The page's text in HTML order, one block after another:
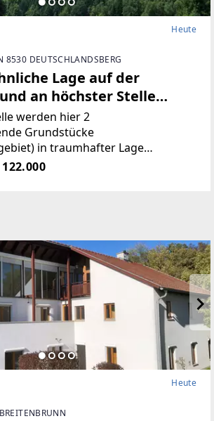
Heute
8530 DEUTSCHLANDSBERG
Lage auf der
an höchster Stelle
werden hier 2
Grundstücke
in traumhafter Lage
Grundstücke haben
(€59/ m²), sind süd-westlich
122.000
Heute